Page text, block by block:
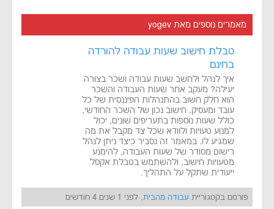
מאמרים נוספים מאת yogev
טבלת חישוב שעות עבודה להורדה
בחינם
איך לנהל ולחשב שעות עבודה ושכר בצורה
יעילה? מעקב אחר שעות העבודה והשכר
הוא חלק חשוב בהתנהלות הפיננסית של כל
עובד ומעסיק. חישוב נכון של השכר החודשי,
כולל שעות נוספות בתעריפים שונים, יכול
למנוע טעויות ולוודא שכל צד מקבל את מה
שמגיע לו. במאמר זה נסביר כיצד ניתן לנהל
רישום מסודר של שעות העבודה, להימנע
מטעויות חישוב, ולהשתמש בטבלת אקסל
ייעודית שתקל על התהליך.
פורסם בקטגוריית עבודה מהבית, לפני 1 שנים 4 חודשים